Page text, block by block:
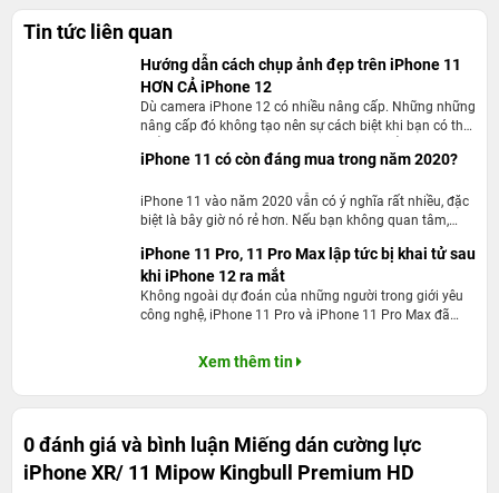
Vì sao mọi người nên lựa chọn miếng dán
cường lực MiPow Kingbull HD Premium cho
Iphone XR/11 chính hãng ?
Được thiết kế mới lạ về độ cong xuống hơn cũng như là
cường lực hạn chế trầy xước cũng như tính thẩm mỹ
Tin tức liên quan
Hướng dẫn cách chụp ảnh đẹp trên iPhone 11
HƠN CẢ iPhone 12
Dù camera iPhone 12 có nhiều nâng cấp. Những những
nâng cấp đó không tạo nên sự cách biệt khi bạn có thể
cách nào?
iPhone 11 có còn đáng mua trong năm 2020?
iPhone 11 vào năm 2020 vẫn có ý nghĩa rất nhiều, đặc
biệt là bây giờ nó rẻ hơn. Nếu bạn không quan tâm,
iPhone 11 Pro, 11 Pro Max lập tức bị khai tử sau
khi iPhone 12 ra mắt
Không ngoài dự đoán của những người trong giới yêu
công nghệ, iPhone 11 Pro và iPhone 11 Pro Max đã
Xem thêm tin
0 đánh giá và bình luận Miếng dán cường lực
iPhone XR/ 11 Mipow Kingbull Premium HD